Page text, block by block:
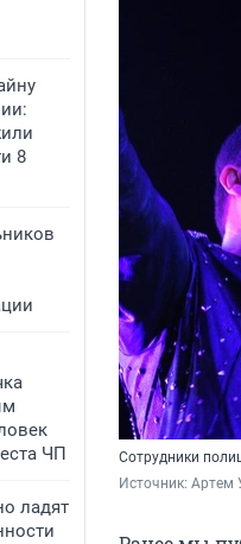
8
ЧП
ладят
Сотрудники
Источник: Артем